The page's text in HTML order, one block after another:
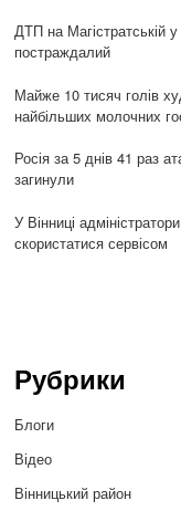
ДТП на Магістратській
постраждалий
Майже 10 тисяч голів
найбільших молочних
Росія за 5 днів 41 раз
загинули
У Вінниці
скористатися сервісом
Рубрики
Блоги
Відео
Вінницький район